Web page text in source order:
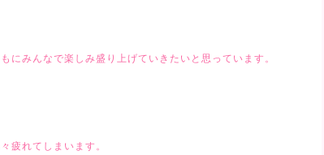
にみんなで楽しみ盛り上げていきたいと思っています。
疲れてしまいます。